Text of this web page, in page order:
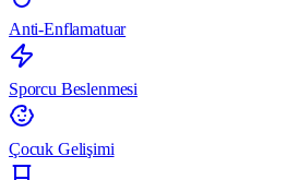
Anti-Enflamatuar
Sporcu Beslenmesi
Çocuk Gelişimi